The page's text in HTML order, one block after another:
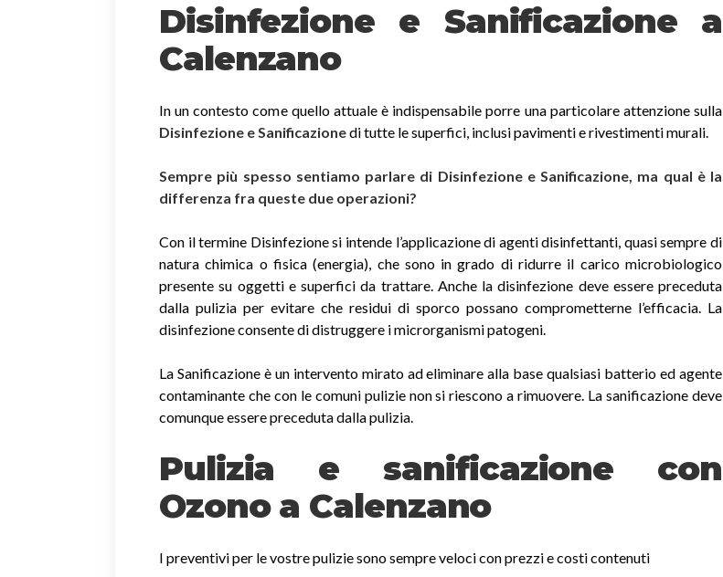
Disinfezione e Sanificazione a
Calenzano
In un contesto come quello attuale è indispensabile porre una particolare attenzione sulla
Disinfezione e Sanificazionedi tutte le superfici, inclusi pavimenti e rivestimenti murali.
Sempre più spesso sentiamo parlare di Disinfezione e Sanificazione, ma qual è la
differenza fra queste due operazioni?
Con il termine Disinfezione si intende l’applicazione di agenti disinfettanti, quasi sempre di
natura chimica o fisica (energia), che sono in grado di ridurre il carico microbiologico
presente su oggetti e superfici da trattare. Anche la disinfezione deve essere preceduta
dalla pulizia per evitare che residui di sporco possano comprometterne l’efficacia. La
disinfezione consente di distruggere i microrganismi patogeni.
La Sanificazione è un intervento mirato ad eliminare alla base qualsiasi batterio ed agente
contaminante che con le comuni pulizie non si riescono a rimuovere. La sanificazione deve
comunque essere preceduta dalla pulizia.
Pulizia e sanificazione con
Ozono a Calenzano
I preventivi per le vostre pulizie sono sempre veloci con prezzi e costi contenuti